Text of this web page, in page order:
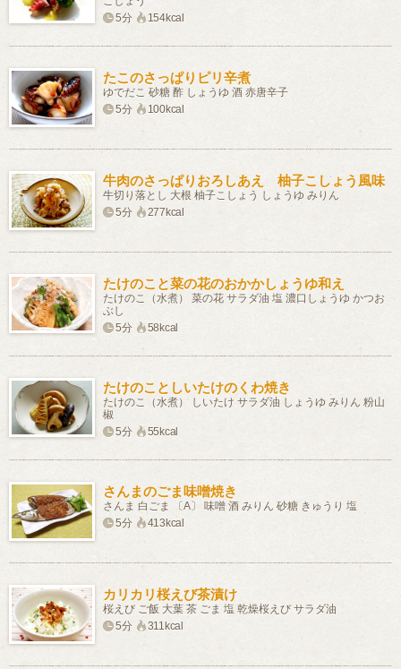
5分
154kcal
たこのさっぱりピリ辛煮
ゆでだこ 砂糖 酢 しょうゆ 酒 赤唐辛子
5分
100kcal
牛肉のさっぱりおろしあえ 柚子こしょう風味
牛切り落とし 大根 柚子こしょう しょうゆ みりん
5分
277kcal
たけのこと菜の花のおかかしょうゆ和え
たけのこ（水煮） 菜の花 サラダ油 塩 濃口しょうゆ かつお
ぶし
5分
58kcal
たけのことしいたけのくわ焼き
たけのこ（水煮） しいたけ サラダ油 しょうゆ みりん 粉山
椒
5分
55kcal
さんまのごま味噌焼き
さんま 白ごま 〔A〕 味噌 酒 みりん 砂糖 きゅうり 塩
5分
413kcal
カリカリ桜えび茶漬け
桜えび ご飯 大葉 茶 ごま 塩 乾燥桜えび サラダ油
5分
311kcal